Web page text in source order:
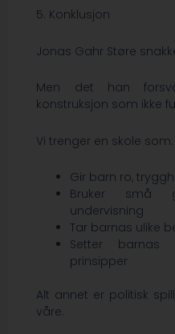
5. Konklusjon
Jonas Gahr Støre
Men det han
konstruksjon som ikke
Vi trenger en skole som:
Gir barn ro,
Bruker små
undervisning
Tar barnas ulike
Setter barnas
prinsipper
Alt annet er politisk
våre.